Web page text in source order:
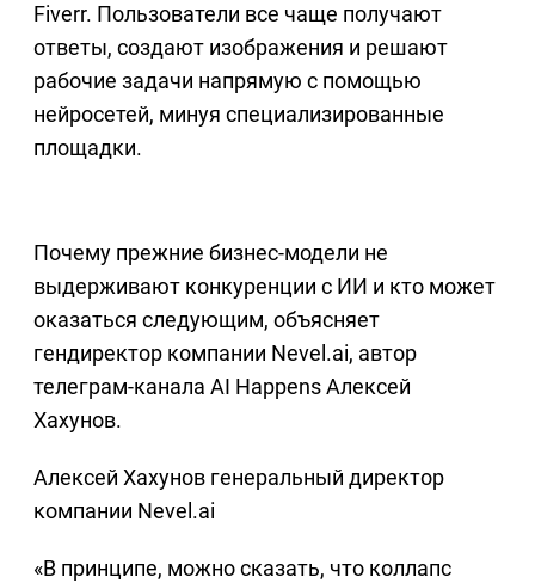
Fiverr. Пользователи все чаще получают
ответы, создают изображения и решают
рабочие задачи напрямую с помощью
нейросетей, минуя специализированные
площадки.
Почему прежние бизнес-модели не
выдерживают конкуренции с ИИ и кто может
оказаться следующим, объясняет
гендиректор компании Nevel.ai, автор
телеграм-канала AI Happens Алексей
Хахунов.
Алексей Хахунов генеральный директор
компании Nevel.ai
«В принципе, можно сказать, что коллапс